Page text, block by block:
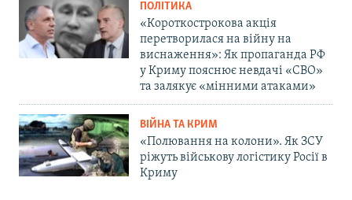
ПОЛІТИКА
«Короткострокова акція
перетворилася на війну на
виснаження»: Як пропаганда РФ
у Криму пояснює невдачі «СВО»
та залякує «мінними атаками»
ВІЙНА ТА КРИМ
«Полювання на колони». Як ЗСУ
ріжуть військову логістику Росії в
Криму